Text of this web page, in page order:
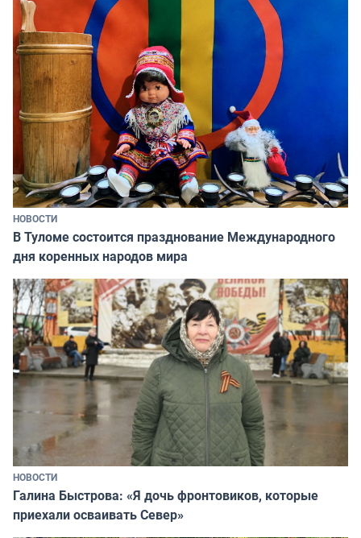
НОВОСТИ
В Туломе состоится празднование Международного
дня коренных народов мира
НОВОСТИ
Галина Быстрова: «Я дочь фронтовиков, которые
приехали осваивать Север»